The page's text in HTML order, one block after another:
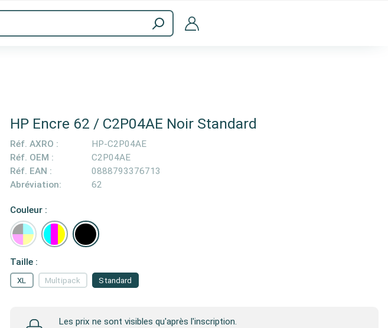
Appareils ménagers Accessoires informatiques
HP Encre 62 / C2P04AE Noir Standard
Réf. AXRO :
HP-C2P04AE
Réf. OEM :
C2P04AE
Réf. EAN :
0888793376713
Abréviation:
62
Couleur :
Taille :
Multipack
XL Standard
Les prix ne sont visibles qu'après l'inscription.